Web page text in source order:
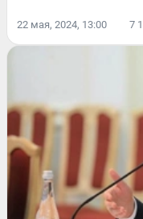
22 мая, 2024, 13:00 7